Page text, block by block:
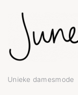
Unieke damesmode